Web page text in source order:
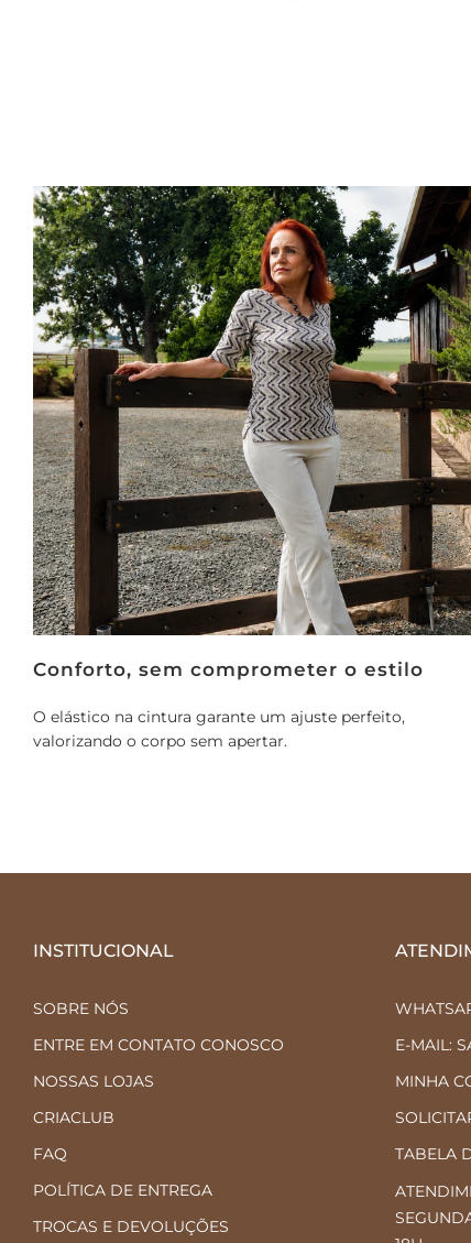
Conforto, sem comprometer o estilo
O elástico na cintura garante um ajuste perfeito,
valorizando o corpo sem apertar.
INSTITUCIONAL
SOBRE NÓS
ENTRE EM CONTATO CONOSCO
NOSSAS LOJAS
CRIACLUB
FAQ
POLÍTICA DE ENTREGA
TROCAS E DEVOLUÇÕES
E-MAIL:
MINHA
TABELA